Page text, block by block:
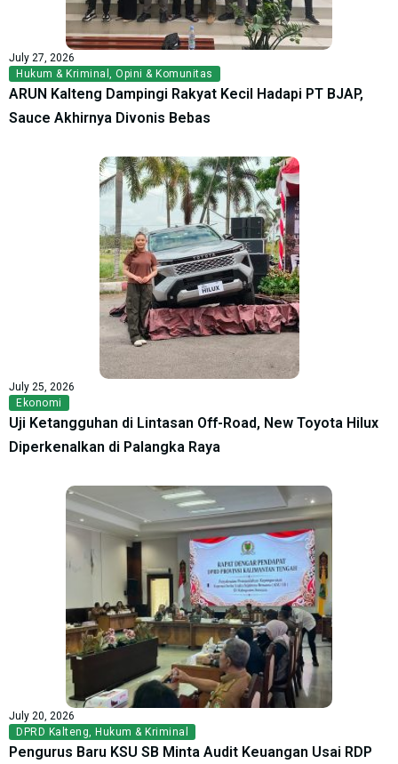
July 27, 2026
Hukum & Kriminal , Opini & Komunitas
ARUN Kalteng Dampingi Rakyat Kecil Hadapi PT BJAP,
Sauce Akhirnya Divonis Bebas
July 25, 2026
Ekonomi
Uji Ketangguhan di Lintasan Off-Road, New Toyota Hilux
Diperkenalkan di Palangka Raya
July 20, 2026
DPRD Kalteng, Hukum & Kriminal
Pengurus Baru KSU SB Minta Audit Keuangan Usai RDP